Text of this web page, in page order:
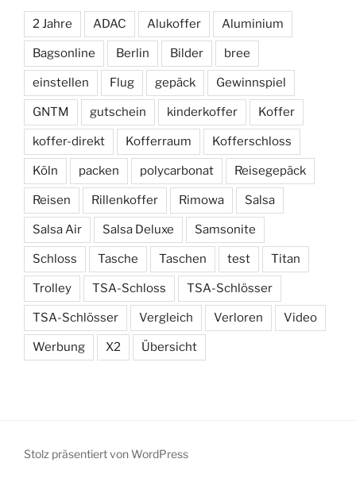
2 Jahre ADAC Alukoffer Aluminium
Bagsonline Berlin Bilder bree
einstellen Flug gepäck Gewinnspiel
GNTM gutschein kinderkoffer Koffer
koffer-direkt Kofferraum Kofferschloss
Köln packen polycarbonat Reisegepäck
Reisen Rillenkoffer Rimowa Salsa
Salsa Air Salsa Deluxe Samsonite
Schloss Tasche Taschen test Titan
Trolley TSA-Schloss TSA-Schlösser
TSA-Schlösser Vergleich Verloren Video
Werbung X2 Übersicht
Stolz präsentiert von WordPress